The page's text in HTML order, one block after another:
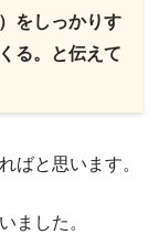
をしっかりす
る。と伝えて
ばと思います。
ました。